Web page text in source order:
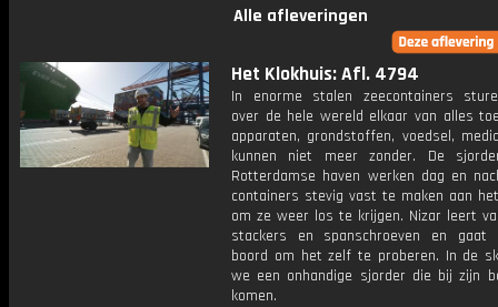
Alle afleveringen
Het Klokhuis: Afl. 4794
In enorme stalen zeecontainers
over de hele wereld elkaar van alles
apparaten, grondstoffen, voedsel,
kunnen niet meer zonder. De
Rotterdamse haven werken dag en
containers stevig vast te maken aan
om ze weer los te krijgen. Nizar leert
stackers en spanschroeven en gaat
boord om het zelf te proberen. In de
we een onhandige sjorder die bij zijn
komen.